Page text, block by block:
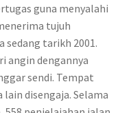
guna menyalahi
tujuh
sedang tarikh 2001.
angin dengannya
sendi. Tempat
lain disengaja. Selama